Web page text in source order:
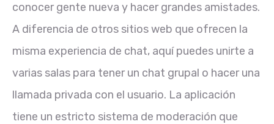
conocer gente nueva y hacer grandes amistades.
A diferencia de otros sitios web que ofrecen la
misma experiencia de chat, aquí puedes unirte a
varias salas para tener un chat grupal o hacer una
llamada privada con el usuario. La aplicación
tiene un estricto sistema de moderación que